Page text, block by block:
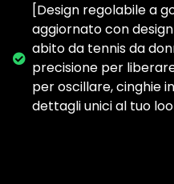
[Design regolabile a
aggiornato con
abito da tennis da
precisione per
per oscillare, cinghie
dettagli unici al tuo